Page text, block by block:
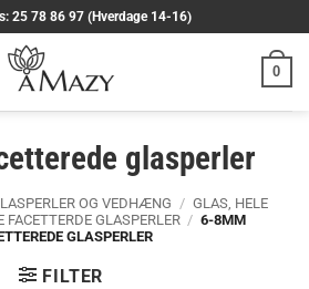
25 78 86 97 (Hverdage 14-16)
0
glasperler
OG VEDHÆNG / GLAS, HELE
FACETTERDE GLASPERLER / 6-8MM
GLASPERLER
FILTER